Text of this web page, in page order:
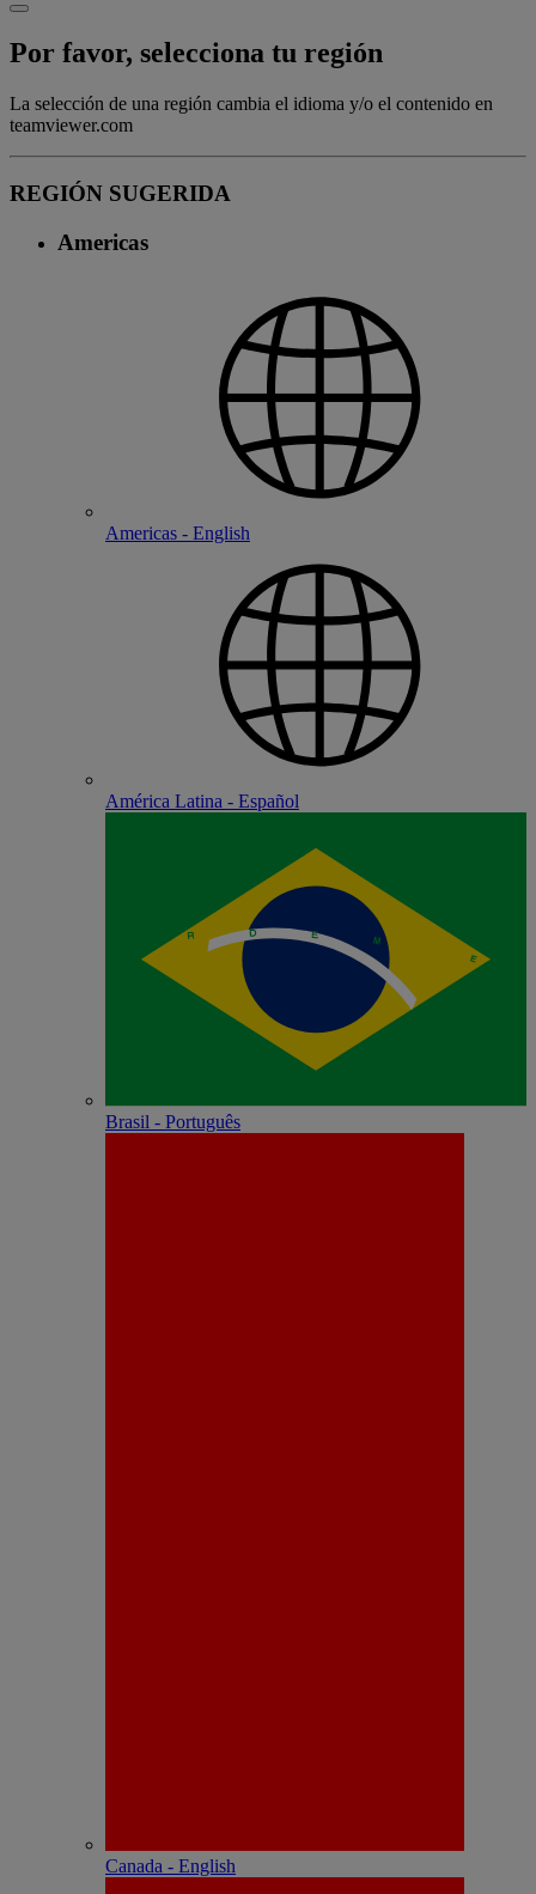
Por favor, selecciona tu región
La selección de una región cambia el idioma y/o el contenido en
teamviewer.com
REGIÓN SUGERIDA
Americas
Americas - English
América Latina - Español
Brasil - Português
Canada - English